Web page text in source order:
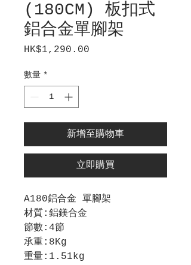
(180CM) 板扣式
鋁合金單腳架
HK$1,290.00
數量 *
新增至購物車
立即購買
A180鋁合金 單腳架
材質:鋁鎂合金
節數:4節
承重:8Kg
重量:1.51kg